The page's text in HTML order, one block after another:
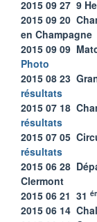
2015 09 27 9
2015 09 20
en Champagne
2015 09 09
Photo
2015 08 23
résultats
2015 07 18
résultats
2015 07 05
résultats
2015 06 28
Clermont
2015 06 21 31
2015 06 14